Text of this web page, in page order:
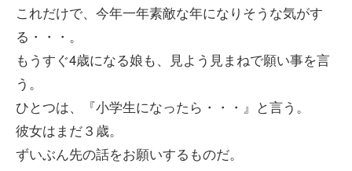
これだけで、今年一年素敵な年になりそうな気がす
る・・・。
もうすぐ4歳になる娘も、見よう見まねで願い事を言
う。
ひとつは、『小学生になったら・・・』と言う。
彼女はまだ３歳。
ずいぶん先の話をお願いするものだ。